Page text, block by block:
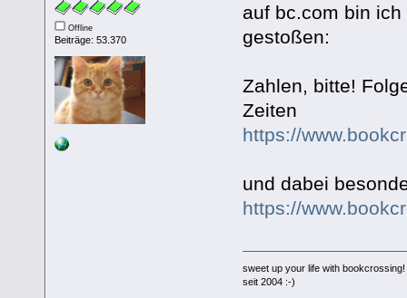
Offline
Beiträge: 53.370
auf bc.com bin
gestoßen:
Zahlen, bitte!
Zeiten
https://
und dabei
https://
sweet up your life with bookcrossing!
seit 2004 :-)